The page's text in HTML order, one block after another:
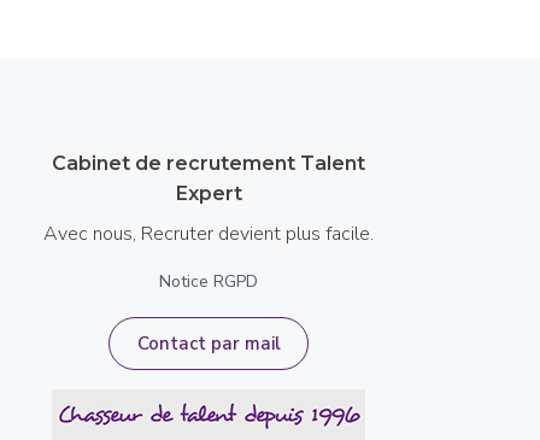
Cabinet de recrutement Talent
Expert
Avec nous, Recruter devient plus facile.
Notice RGPD
Contact par mail